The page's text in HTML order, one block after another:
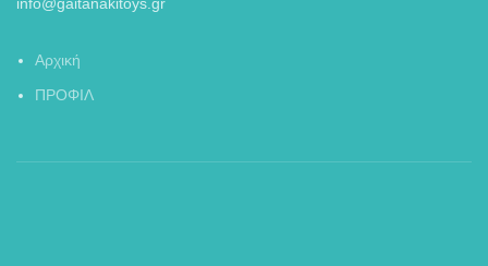
Αρχική
ΠΡΟΦΙΛ